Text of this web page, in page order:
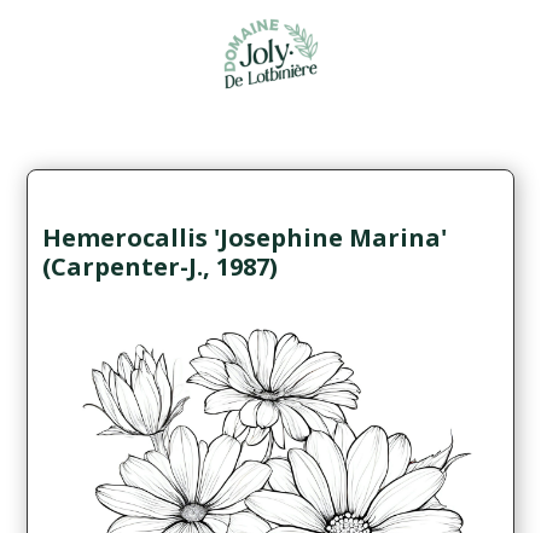
Hemerocallis 'Josephine Marina'
(Carpenter-J., 1987)